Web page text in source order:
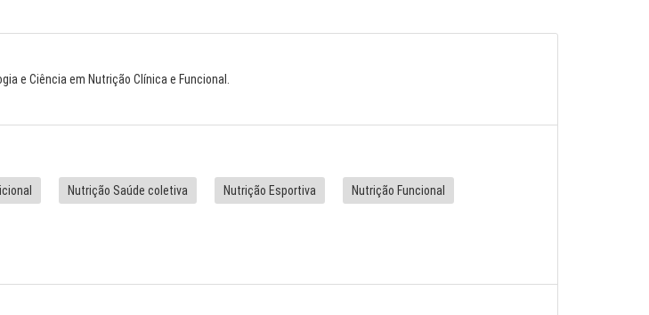
e Ciência em Nutrição Clínica e Funcional.
Nutrição Saúde coletiva Nutrição Esportiva Nutrição Funcional